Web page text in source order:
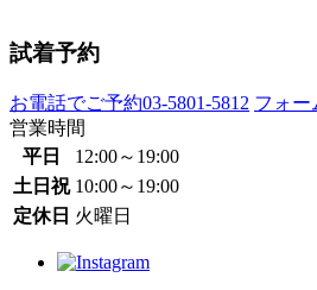
試着予約
お電話でご予約03-5801-5812 フォー
営業時間
平日
12:00～19:00
土日祝 10:00～19:00
定休日 火曜日